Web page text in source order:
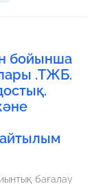
бойынша
.ТЖБ.
бағалау